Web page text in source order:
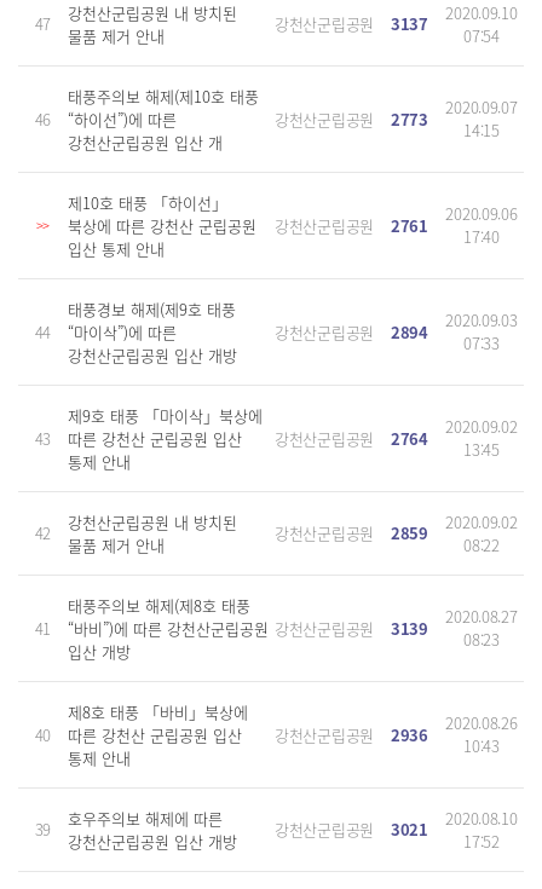
47
강천산군립공원 내 방치된
물품 제거 안내
강천산군립공원 3137
2020.09.10
07:54
46
태풍주의보 해제(제10호 태풍
“하이선”)에 따른
강천산군립공원 입산 개
강천산군립공원 2773
2020.09.07
14:15
>>
제10호 태풍 「하이선」
북상에 따른 강천산 군립공원
입산 통제 안내
강천산군립공원 2761
2020.09.06
17:40
44
태풍경보 해제(제9호 태풍
“마이삭”)에 따른
강천산군립공원 입산 개방
강천산군립공원 2894
2020.09.03
07:33
43
제9호 태풍 「마이삭」북상에
따른 강천산 군립공원 입산
통제 안내
강천산군립공원 2764
2020.09.02
13:45
42
강천산군립공원 내 방치된
물품 제거 안내
강천산군립공원 2859
2020.09.02
08:22
41
태풍주의보 해제(제8호 태풍
“바비”)에 따른 강천산군립공원
입산 개방
강천산군립공원 3139
2020.08.27
08:23
40
제8호 태풍 「바비」북상에
따른 강천산 군립공원 입산
통제 안내
강천산군립공원 2936
2020.08.26
10:43
39
호우주의보 해제에 따른
강천산군립공원 입산 개방
강천산군립공원 3021
2020.08.10
17:52